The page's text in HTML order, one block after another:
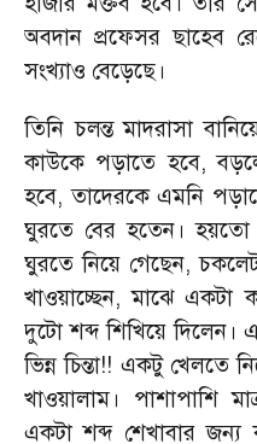
অবদান প্রফেসর ছাহেব
সংখ্যাও বেড়েছে।
তিনি চলন্ত মাদরাসা
কাউকে পড়াতে হবে,
হবে,তাদেরকে এমনি
ঘুরতে বের হতেন।
ঘুরতে নিয়ে গেছেন,
খাওয়াচ্ছেন,মাঝে একটা
দুটো শব্দ শিখিয়ে দিলেন।
ভিন্ন চিন্তা!! একটু খেলতে
খাওয়ালাম। পাশাপাশি
একটা শব্দ শেখাবার